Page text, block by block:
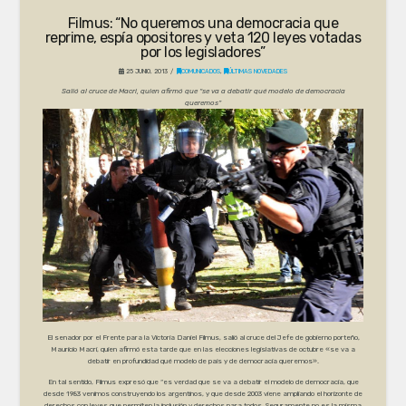
Filmus: “No queremos una democracia que
reprime, espía opositores y veta 120 leyes votadas
por los legisladores”
25 JUNIO, 2013 COMUNICADOS, ÚLTIMAS NOVEDADES
Salió al cruce de Macri, quien afirmó que “se va a debatir qué modelo de democracia
queremos”
El senador por el Frente para la Victoria Daniel Filmus, salió al cruce del Jefe de gobierno porteño,
Mauricio Macri, quien afirmó esta tarde que en las elecciones legislativas de octubre «se va a
debatir en profundidad qué modelo de país y de democracia queremos».
En tal sentido, Filmus expresó que “es verdad que se va a debatir el modelo de democracia, que
desde 1983 venimos construyendo los argentinos, y que desde 2003 viene ampliando el horizonte de